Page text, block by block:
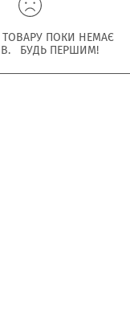
ПОКИ НЕМАЄ
БУДЬ ПЕРШИМ!